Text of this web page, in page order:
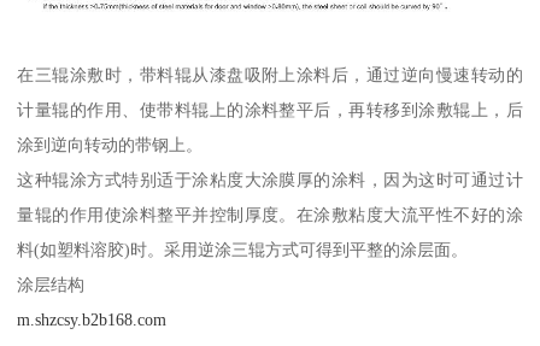
在三辊涂敷时，带料辊从漆盘吸附上涂料后，通过逆向慢速转动的
计量辊的作用、使带料辊上的涂料整平后，再转移到涂敷辊上，后
涂到逆向转动的带钢上。
这种辊涂方式特别适于涂粘度大涂膜厚的涂料，因为这时可通过计
量辊的作用使涂料整平并控制厚度。在涂敷粘度大流平性不好的涂
料(如塑料溶胶)时。采用逆涂三辊方式可得到平整的涂层面。
涂层结构
m.shzcsy.b2b168.com